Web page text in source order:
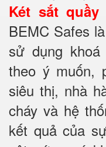
Két sắt
BEMC Safes
sử dụng
theo ý muốn,
siêu thị, nhà
cháy và hệ
kết quả của